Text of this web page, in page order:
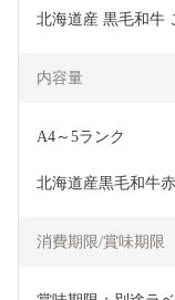
北海道産 黒毛和牛
内容量
A4～5ランク
北海道産黒毛和牛
消費期限/賞味期限